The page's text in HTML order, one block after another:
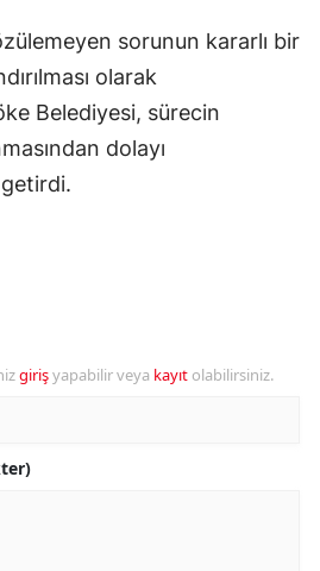
sorunun kararlı bir
olarak
Belediyesi, sürecin
dolayı
girişyapabilir veya kayıt olabilirsiniz.